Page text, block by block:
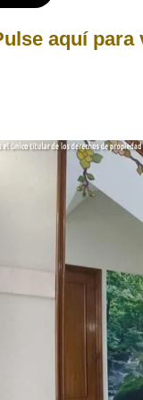
aquí para